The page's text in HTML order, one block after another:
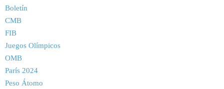
Boletín
CMB
FIB
Juegos Olímpicos
OMB
París 2024
Peso Átomo